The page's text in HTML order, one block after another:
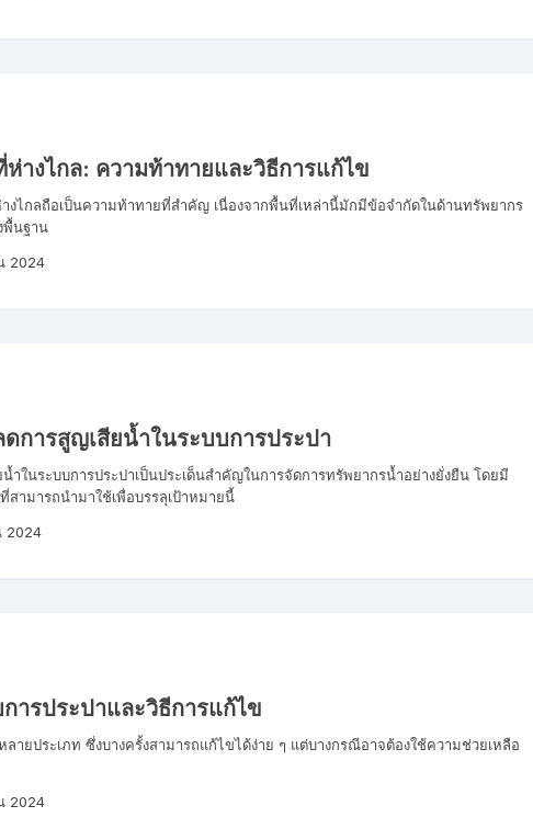
างไกล: ความท้าทายและวิธีการแก้ไข
งไกลถือเป็นความท้าทายที่สำคัญ เนื่องจากพื้นที่เหล่านี้มักมีข้อจำกัดในด้านทรัพยากร
พื้นฐาน
2024
การสูญเสียน้ำในระบบการประปา
ำในระบบการประปาเป็นประเด็นสำคัญในการจัดการทรัพยากรน้ำอย่างยั่งยืน โดยมี
สามารถนำมาใช้เพื่อบรรลุเป้าหมายนี้
2024
รประปาและวิธีการแก้ไข
ายประเภท ซึ่งบางครั้งสามารถแก้ไขได้ง่าย ๆ แต่บางกรณีอาจต้องใช้ความช่วยเหลือ
2024